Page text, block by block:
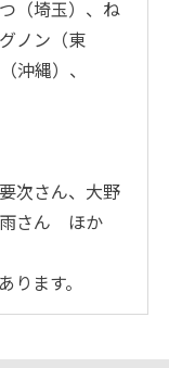
（埼玉）、ね
ノン（東
沖縄）、
次さん、大野
雨さん ほか
ます。